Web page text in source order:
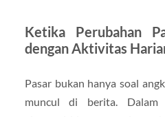
Ketika Perubahan
dengan Aktivitas
Pasar bukan hanya soal
muncul di berita. Dalam